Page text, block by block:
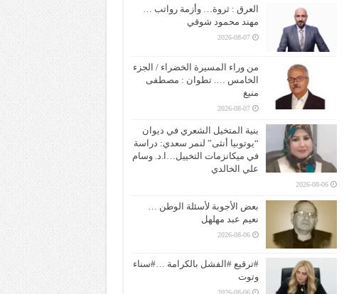
العرق : ثروة… وأزمة رواتب …
مهند محمود شوقي
2026-08-07
من وراء المسيرة الخضراء / الجزء
الخامس …. تطوان : مصطفى
منيغ
2026-08-07
بنية المتخيل الشعري في ديوان
“يوتوبيا أنثى” لنمر سعدي: دراسة
في ميكانزمات التخييل…ا.د. وسام
علي الخالدي
2026-08-06
بعض الأجوبة لأسئلة الوطن …
نعيم عبد مهلهل
2026-08-06
#ترقيع #الفشل بالكرامة …#سناء
وتوت
2026-08-06